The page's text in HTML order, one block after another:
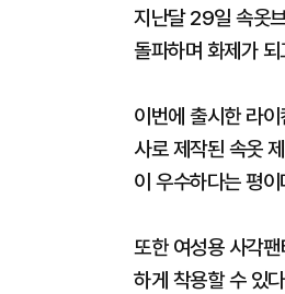
지난달 29일 속옷
돌파하며 화제가 되
이번에 출시한 라
사로 제작된 속옷
이 우수하다는 평이
또한 여성용 사각
하게 착용할 수 있